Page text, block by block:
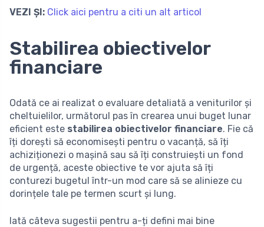
VEZI ȘI: Click aici pentru a citi un alt articol
Stabilirea obiectivelor
financiare
Odată ce ai realizat o evaluare detaliată a veniturilor și
cheltuielilor, următorul pas în crearea unui buget lunar
eficient este stabilirea obiectivelor financiare. Fie că
îți dorești să economisești pentru o vacanță, să îți
achiziționezi o mașină sau să îți construiești un fond
de urgență, aceste obiective te vor ajuta să îți
conturezi bugetul într-un mod care să se alinieze cu
dorințele tale pe termen scurt și lung.
Iată câteva sugestii pentru a-ți defini mai bine